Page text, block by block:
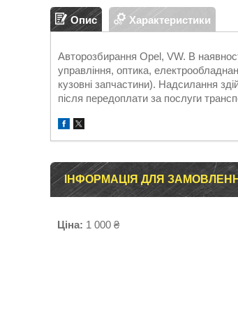
Опис Характеристики
Авторозбирання Opel, VW. В
управління, оптика,
кузовні запчастини). Надсилання
після передоплати за послуги
ІНФОРМАЦІЯ ДЛЯ
Ціна: 1 000 ₴